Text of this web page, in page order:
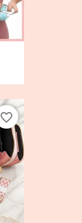
favorite_border